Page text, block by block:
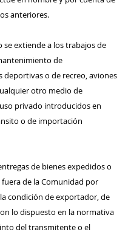
anteriores.
se extiende a los trabajos de
de
deportivas o de recreo, aviones
otro medio de
privado introducidos en
o de importación
de bienes expedidos o
de la Comunidad por
condición de exportador, de
lo dispuesto en la normativa
del transmitente o el